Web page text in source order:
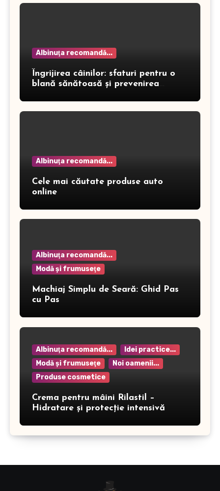
Albinuţa recomandă...
Îngrijirea câinilor: sfaturi pentru o
blană sănătoasă și prevenirea
Albinuţa recomandă...
Cele mai căutate produse auto
online
Albinuţa recomandă...
Modă şi frumuseţe
Machiaj Simplu de Seară: Ghid Pas
cu Pas
Albinuţa recomandă...
Idei practice...
Modă şi frumuseţe
Noi oamenii...
Produse cosmetice
Crema pentru mâini Rilastil –
Hidratare și protecție intensivă